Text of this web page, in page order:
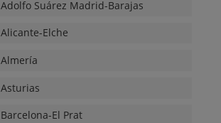
Adolfo Suárez Madrid-Barajas
Alicante-Elche
Almería
Asturias
Barcelona-El Prat